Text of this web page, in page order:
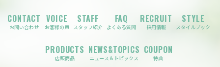
CONTACT
お問い合わせ
VOICE
お客様の声
STAFF
スタッフ紹介
FAQ
よくある質問
RECRUIT
採用情報
STYLE
スタイルブック
PRODUCTS
店販商品
NEWS&TOPICS
ニュース＆トピックス
COUPON
特典